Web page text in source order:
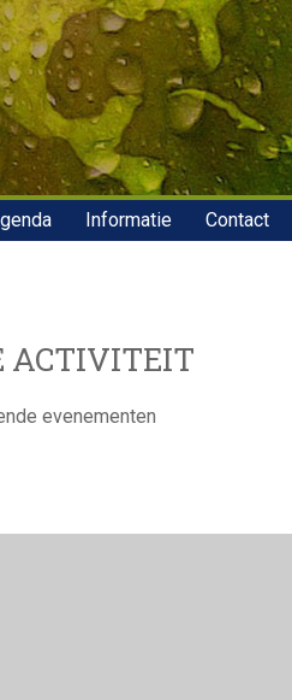
Informatie Contact
ACTIVITEIT
evenementen